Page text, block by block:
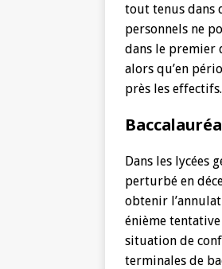
tout tenus dans
personnels ne
dans le premier
alors qu’en
près les effectifs.
Dans les lycées
perturbé en
obtenir
énième
situation de
terminales de